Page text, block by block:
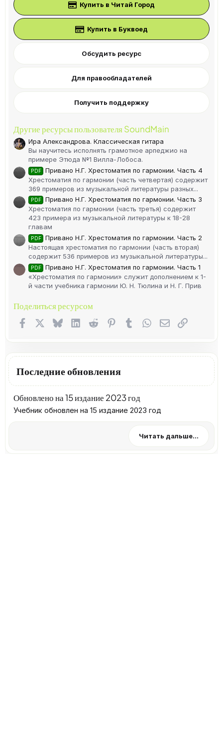
Купить в Читай Город
Купить в Буквоед
Обсудить ресурс
Для правообладателей
Получить поддержку
Другие ресурсы пользователя SoundMain
Ира Александрова. Классическая гитара
Вы научитесь исполнять грамотное арпеджио на
примере Этюда №1 Вилла-Лобоса.
PDF
Привано Н.Г. Хрестоматия по гармонии. Часть 4
Хрестоматия по гармонии (часть четвертая) содержит
369 примеров из музыкальной литературы разных...
PDF
Привано Н.Г. Хрестоматия по гармонии. Часть 3
Хрестоматия по гармонии (часть третья) содержит
423 примера из музыкальной литературы к 18-28
главам
PDF
Привано Н.Г. Хрестоматия по гармонии. Часть 2
Настоящая хрестоматия по гармонии (часть вторая)
содержит 536 примеров из музыкальной литературы...
PDF
Привано Н.Г. Хрестоматия по гармонии. Часть 1
«Хрестоматия по гармонии» служит дополнением к 1-
й части учебника гармонии Ю. Н. Тюлина и Н. Г. Прив
Поделиться ресурсом
FacebookX (Twitter)
BlueskyLinkedIn
Reddit Pinterest
Tumblr WhatsApp
Электронная
Ссылка
Последние обновления
Обновлено на 15 издание 2023 год
Учебник обновлен на 15 издание 2023 год
Читать дальше...